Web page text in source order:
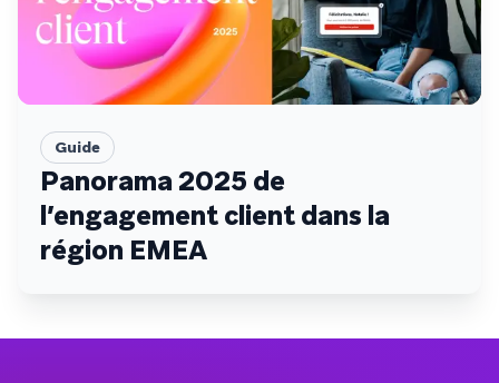
Guide
Panorama 2025 de
l’engagement client dans la
région EMEA